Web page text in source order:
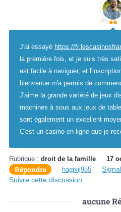
J'ai essayé https://
la première fois, et je suis très
est facile à naviguer, et
bienvenue m'a permis de
J'aime la grande variété de jeux
machines à sous aux jeux de
sont également un excellent
C'est un casino en ligne que je
Rubrique : droit de la famille 17
Répondre hagixij955
Suivre cette discussion
aucune